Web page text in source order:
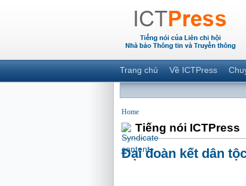
Trang chủ Về ICTPress
Home
Tiếng nói ICTPress
Đại đoàn kết dân